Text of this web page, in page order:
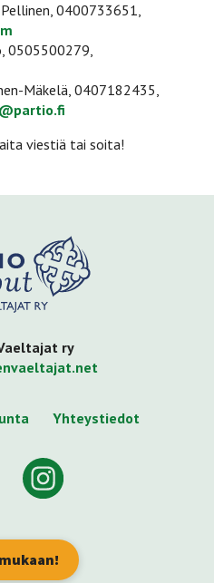
0400733651,
0505500279,
Mäkelä, 0407182435,
viestiä tai soita!
ry
Yhteystiedot